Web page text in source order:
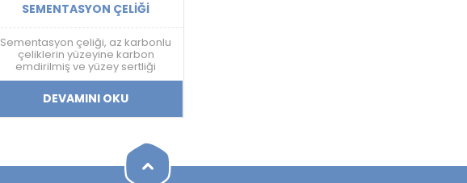
SEMENTASYON ÇELIĞI
Sementasyon çeliği, az karbonlu
çeliklerin yüzeyine karbon
emdirilmiş ve yüzey sertliği
arttırılmış bir çelik türüdür.
DEVAMINI OKU